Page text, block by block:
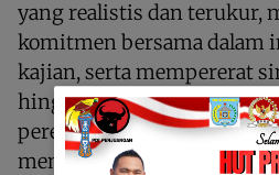
yang realistis dan terukur,
komitmen bersama dalam
kajian, serta mempererat
hingga proses
perencanaan
menyeluruh.